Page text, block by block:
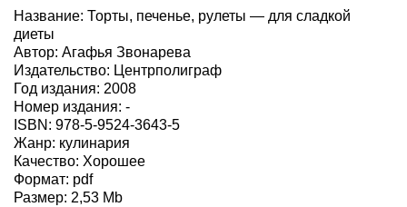
Название: Торты, печенье, рулеты — для сладкой
диеты
Автор: Агафья Звонарева
Издательство: Центрполиграф
Год издания: 2008
Номер издания: -
ISBN: 978-5-9524-3643-5
Жанр: кулинария
Качество: Хорошее
Формат: pdf
Размер: 2,53 Mb